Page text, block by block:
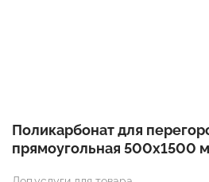
Поликарбонат для
прямоугольная 500х1500